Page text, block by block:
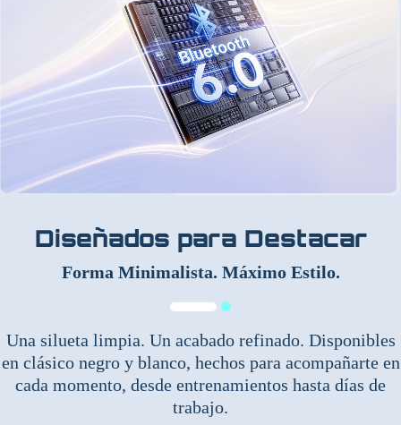
Diseñados para Destacar
Forma Minimalista. Máximo Estilo.
Una silueta limpia. Un acabado refinado. Disponibles
en clásico negro y blanco, hechos para acompañarte en
cada momento, desde entrenamientos hasta días de
trabajo.